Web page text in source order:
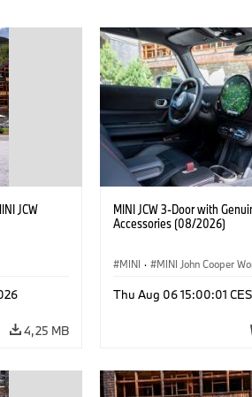
JCW
4,25 MB
MINI JCW 3-Door with
Accessories (08/2026)
MINI · MINI John Cooper
Προαιρετικός εξοπλισμός,
Thu Aug 06 15:00:01